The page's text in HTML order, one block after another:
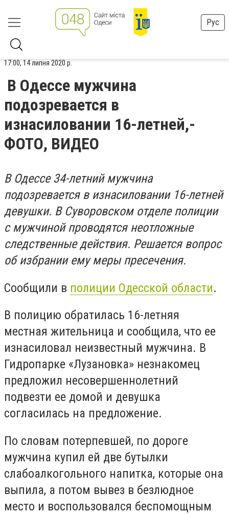
Рус
17:00, 14 липня 2020 р.
В Одессе мужчина
подозревается в
изнасиловании 16-летней,-
ФОТО, ВИДЕО
В Одессе 34-летний мужчина
подозревается в изнасиловании 16-летней
девушки. В Суворовском отделе полиции
с мужчиной проводятся неотложные
следственные действия. Решается вопрос
об избрании ему меры пресечения.
Сообщили в полиции Одесской области.
В полицию обратилась 16-летняя
местная жительница и сообщила, что ее
изнасиловал неизвестный мужчина. В
Гидропарке «Лузановка» незнакомец
предложил несовершеннолетний
подвезти ее домой и девушка
согласилась на предложение.
По словам потерпевшей, по дороге
мужчина купил ей две бутылки
слабоалкогольного напитка, которые она
выпила, а потом вывез в безлюдное
место и воспользовался беспомощным